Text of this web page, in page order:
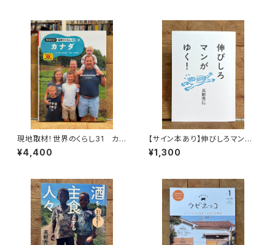
現地取材！世界のくらし31 カナ
ダ
¥4,400
【サイン本あり】伸びしろマンが
ゆく！
¥1,300